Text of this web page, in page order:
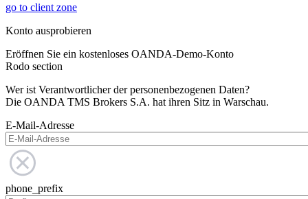
go to client zone
Konto ausprobieren
Eröffnen Sie ein kostenloses OANDA-Demo-Konto
Rodo section
Wer ist Verantwortlicher der personenbezogenen Daten?
Die OANDA TMS Brokers S.A. hat ihren Sitz in Warschau.
E-Mail-Adresse
phone_prefix